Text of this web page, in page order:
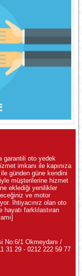
garantili oto yedek
imkanı ile kapınıza
günden güne kendini
müşterilerine hizmet
eklediği yenilikler
ve motor
İhtiyacınız olan oto
hayatı farklılastıran
No:6/1 Okmeydanı /
31 29 - 0212 222 59 77